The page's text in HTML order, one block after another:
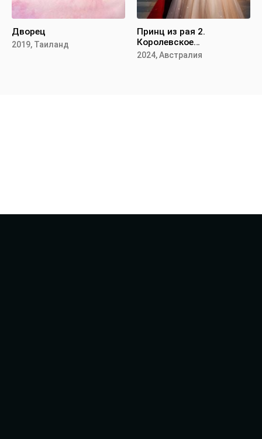
Дворец
2019, Таиланд
Принц из рая 2.
Королевское
предложение
2024, Австралия